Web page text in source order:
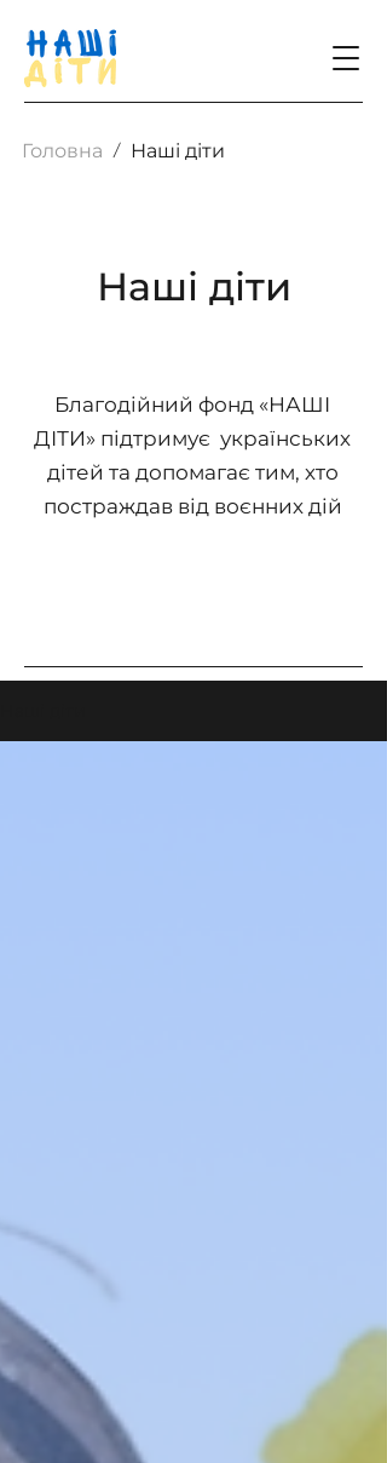
Головна / Наші діти
Наші діти
Благодійний фонд «НАШІ
ДІТИ» підтримує українських
дітей та допомагає тим, хто
постраждав від воєнних дій